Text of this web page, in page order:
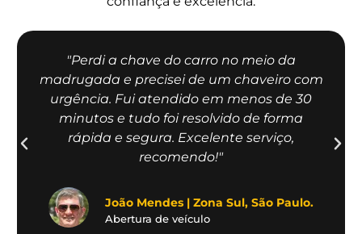
"Perdi a chave do carro no meio da
madrugada e precisei de um chaveiro com
urgência. Fui atendido em menos de 30
minutos e tudo foi resolvido de forma
rápida e segura. Excelente serviço,
recomendo!"
João Mendes | Zona Sul, São Paulo.
Abertura de veículo